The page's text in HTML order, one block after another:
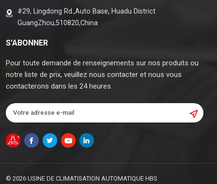
#29, Lingdong Rd.,Auto Base, Huadu District
GuangZhou,510820,China
S'ABONNER
Pour toute demande de renseignements sur nos produits ou
notre liste de prix, veuillez nous contacter et nous vous
contacterons dans les 24 heures.
© 2026 USINE DE CLIMATISATION AUTOMATIQUE HBS